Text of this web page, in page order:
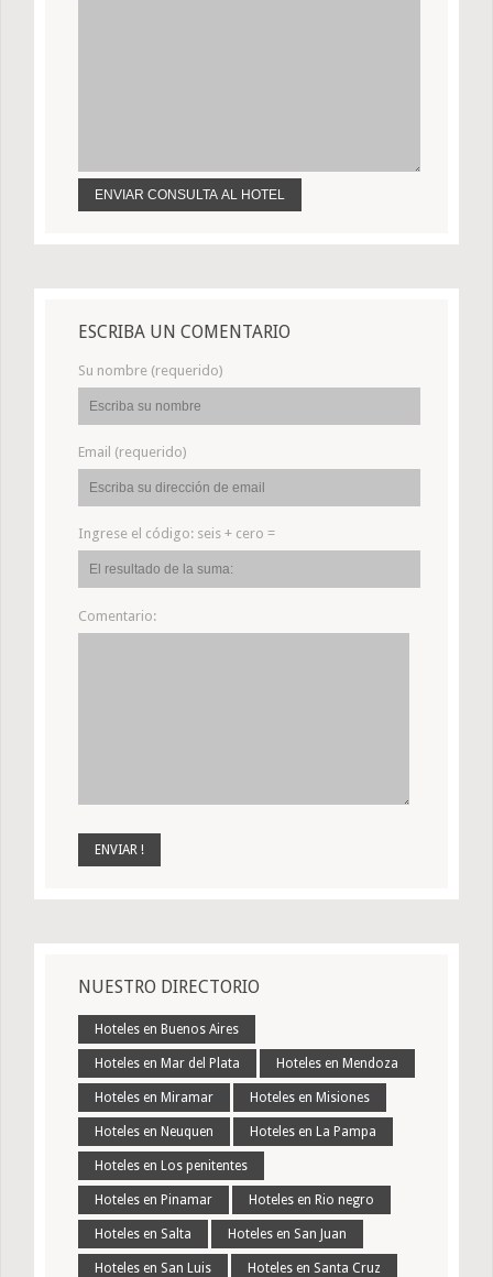
ESCRIBA UN COMENTARIO
Su nombre (requerido)
Email (requerido)
Ingrese el código: seis + cero =
Comentario:
NUESTRO DIRECTORIO
Hoteles en Buenos Aires
Hoteles en Mar del Plata Hoteles en Mendoza
Hoteles en Miramar Hoteles en Misiones
Hoteles en Neuquen Hoteles en La Pampa
Hoteles en Los penitentes
Hoteles en Pinamar Hoteles en Rio negro
Hoteles en Salta Hoteles en San Juan
Hoteles en San Luis Hoteles en Santa Cruz